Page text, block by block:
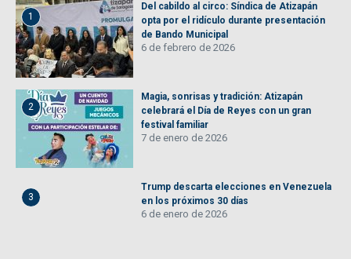
1
Del cabildo al circo: Síndica de Atizapán
opta por el ridículo durante presentación
de Bando Municipal
6 de febrero de 2026
2
Magia, sonrisas y tradición: Atizapán
celebrará el Día de Reyes con un gran
festival familiar
7 de enero de 2026
3
Trump descarta elecciones en Venezuela
en los próximos 30 días
6 de enero de 2026